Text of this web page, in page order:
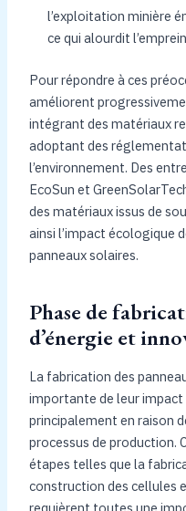
l’exploitation minière
ce qui alourdit
Pour répondre à ces
améliorent
intégrant des matériaux
adoptant des
l’environnement. Des
EcoSun et
des matériaux issus de
ainsi l’impact écologique
panneaux solaires.
Phase de
d’énergie et
La fabrication des
importante de leur
principalement en raison
processus de production.
étapes telles que la
construction des cellules